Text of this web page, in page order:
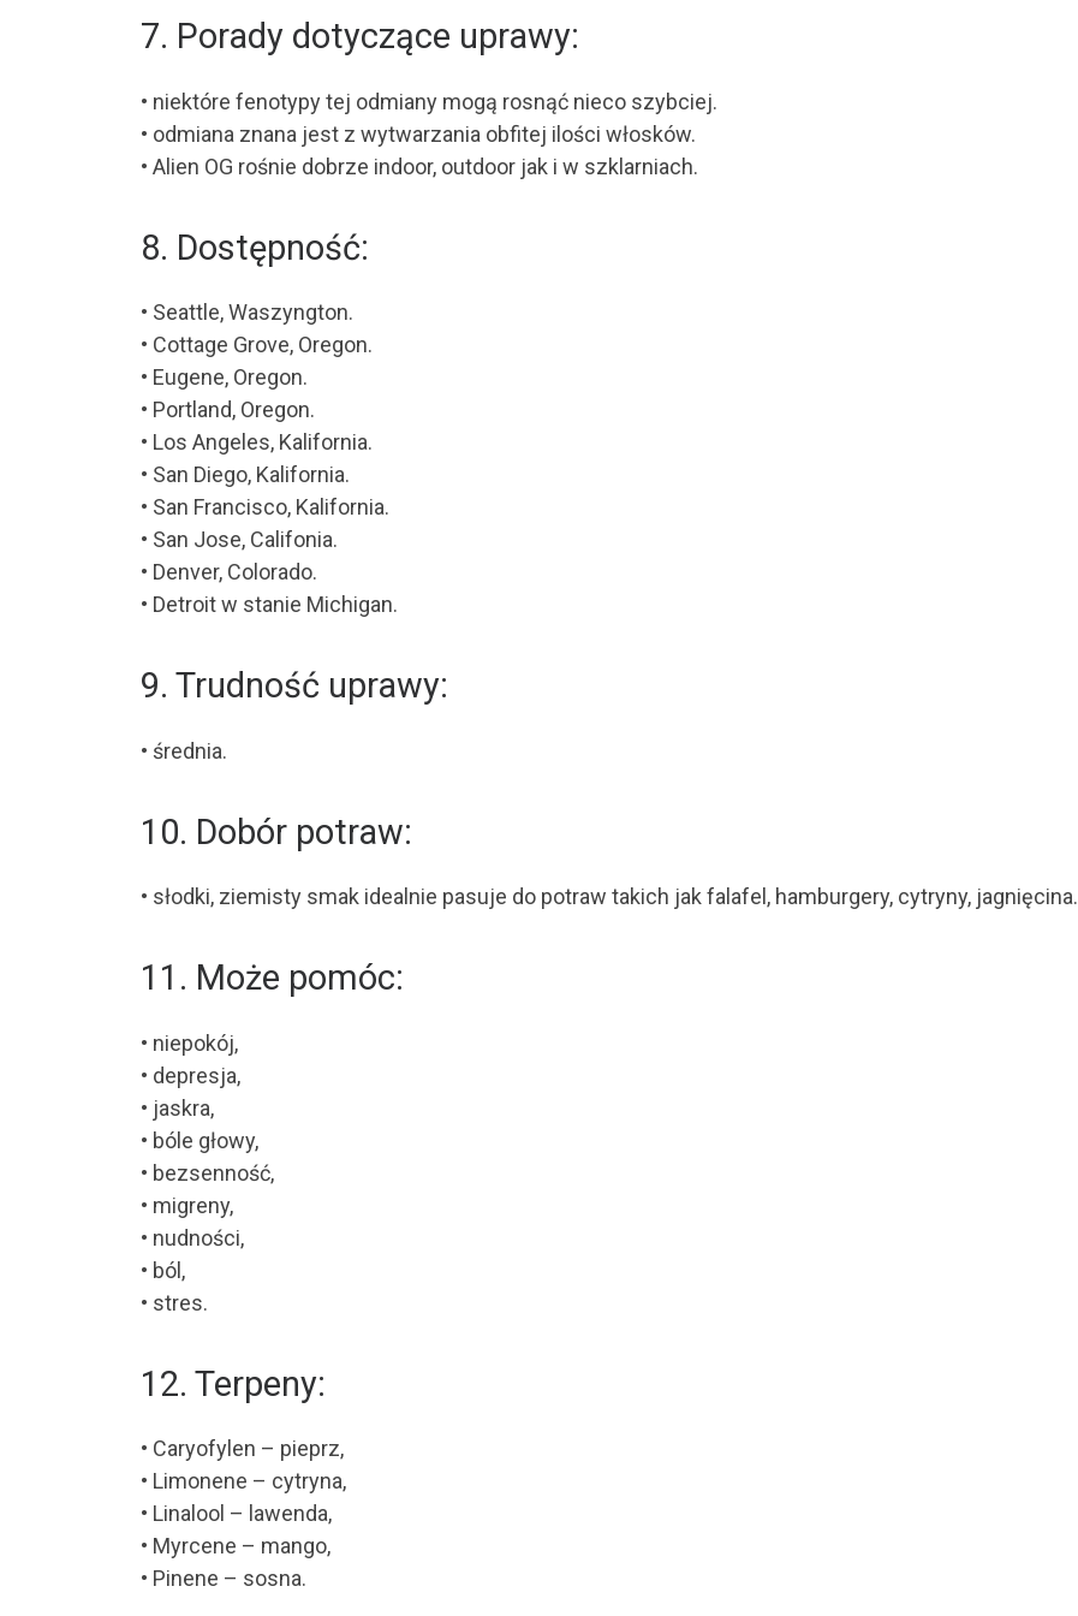
7. Porady dotyczące uprawy:
• niektóre fenotypy tej odmiany mogą rosnąć nieco szybciej.
• odmiana znana jest z wytwarzania obfitej ilości włosków.
• Alien OG rośnie dobrze indoor, outdoor jak i w szklarniach.
8. Dostępność:
• Seattle, Waszyngton.
• Cottage Grove, Oregon.
• Eugene, Oregon.
• Portland, Oregon.
• Los Angeles, Kalifornia.
• San Diego, Kalifornia.
• San Francisco, Kalifornia.
• San Jose, Califonia.
• Denver, Colorado.
• Detroit w stanie Michigan.
9. Trudność uprawy:
• średnia.
10. Dobór potraw:
• słodki, ziemisty smak idealnie pasuje do potraw takich jak falafel, hamburgery, cytryny, jagnięcina.
11. Może pomóc:
• niepokój,
• depresja,
• jaskra,
• bóle głowy,
• bezsenność,
• migreny,
• nudności,
• ból,
• stres.
12. Terpeny:
• Caryofylen – pieprz,
• Limonene – cytryna,
• Linalool – lawenda,
• Myrcene – mango,
• Pinene – sosna.